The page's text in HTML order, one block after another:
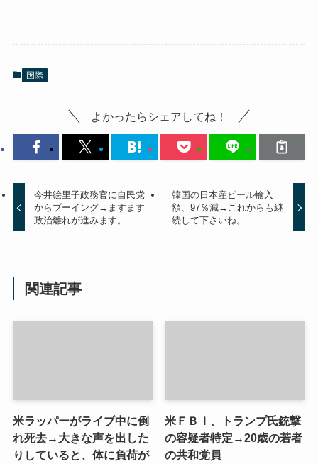
国際
よかったらシェアしてね！
今井絵里子政務官に自民党
からブーイング→ますます
政治離れが進みます。
韓国の日本産ビール輸入
額、97％減→これからも継
続して下さいね。
関連記事
米ラッパーがライブ中に倒
れ死去→大きな声を出した
りしていると、体に負荷が
米ＦＢＩ、トランプ氏銃撃
の容疑者特定→20歳の若者
の共和党員